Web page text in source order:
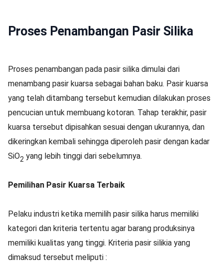
Proses Penambangan Pasir Silika
Proses penambangan pada pasir silika dimulai dari
menambang pasir kuarsa sebagai bahan baku. Pasir kuarsa
yang telah ditambang tersebut kemudian dilakukan proses
pencucian untuk membuang kotoran. Tahap terakhir, pasir
kuarsa tersebut dipisahkan sesuai dengan ukurannya, dan
dikeringkan kembali sehingga diperoleh pasir dengan kadar
SiO2 yang lebih tinggi dari sebelumnya.
Pemilihan Pasir Kuarsa Terbaik
Pelaku industri ketika memilih pasir silika harus memiliki
kategori dan kriteria tertentu agar barang produksinya
memiliki kualitas yang tinggi. Kriteria pasir silikia yang
dimaksud tersebut meliputi :